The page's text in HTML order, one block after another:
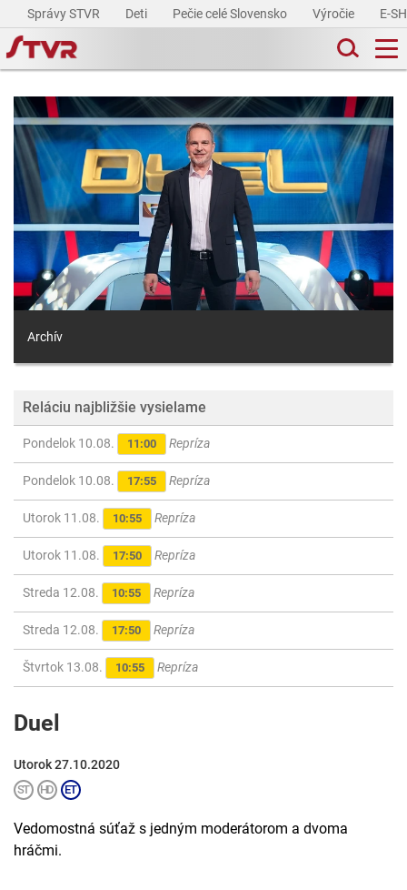
Správy STVR Deti Pečie celé Slovensko Výročie E-
Archív
Reláciu najbližšie vysielame
Pondelok 10.08. 11:00 Repríza
Pondelok 10.08. 17:55 Repríza
Utorok 11.08. 10:55 Repríza
Utorok 11.08. 17:50 Repríza
Streda 12.08. 10:55 Repríza
Streda 12.08. 17:50 Repríza
Štvrtok 13.08. 10:55 Repríza
Duel
Utorok 27.10.2020
Vedomostná súťaž s jedným moderátorom a dvoma
hráčmi.